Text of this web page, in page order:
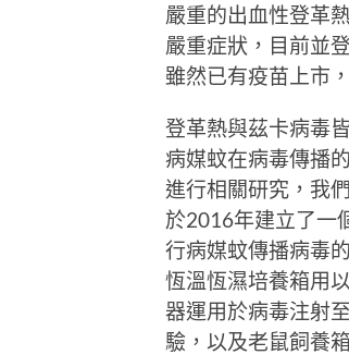
嚴重的出血性登革
嚴重症狀，目前並
雖然已有疫苗上市
登革熱與茲卡病毒
病媒蚊在病毒傳播
進行相關研究，我
於2016年建立了一
行病媒蚊傳播病毒
恆溫恆濕培養箱用
器運用於病毒注射
驗，以及老鼠飼養